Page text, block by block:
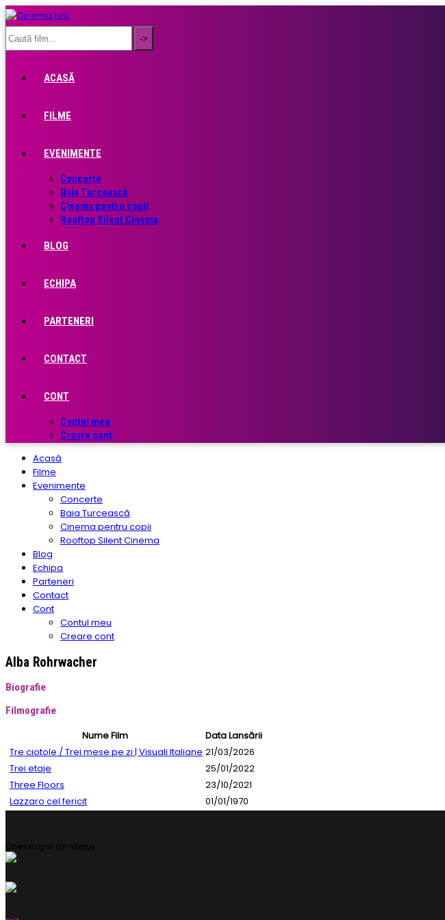
ACASĂ
FILME
EVENIMENTE
Concerte
Baia Turcească
Cinema pentru copii
Rooftop Silent Cinema
BLOG
ECHIPA
PARTENERI
CONTACT
CONT
Contul meu
Creare cont
Acasă
Filme
Evenimente
Concerte
Baia Turcească
Cinema pentru copii
Rooftop Silent Cinema
Blog
Echipa
Parteneri
Contact
Cont
Contul meu
Creare cont
Alba Rohrwacher
Biografie
Filmografie
Nume Film
Data Lansării
Tre ciotole / Trei mese pe zi | Visuali Italiane 21/03/2026
Trei etaje
25/01/2022
Three Floors
23/10/2021
Lazzaro cel fericit
01/01/1970
Cinematograf din rețeaua